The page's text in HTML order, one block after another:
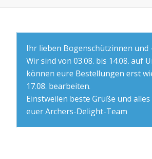
Ihr lieben Bogenschützinnen und
Wir sind von 03.08. bis 14.08. auf
können eure Bestellungen erst
17.08. bearbeiten.
Einstweilen beste Grüße und alles
euer Archers-Delight-Team